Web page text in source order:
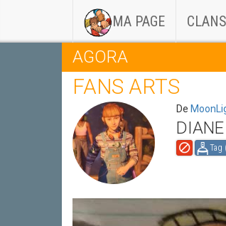
MA PAGE CLANS
AGORA
FANS ARTS
De
Tag (